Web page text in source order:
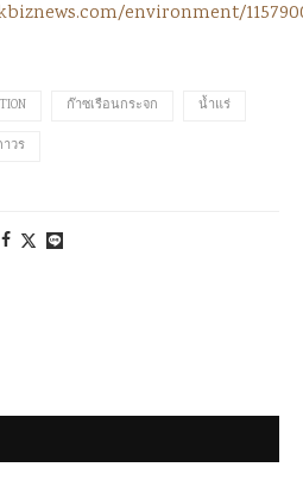
environment/
ก๊าซเรือนกระจก น้ำแร่
าวร